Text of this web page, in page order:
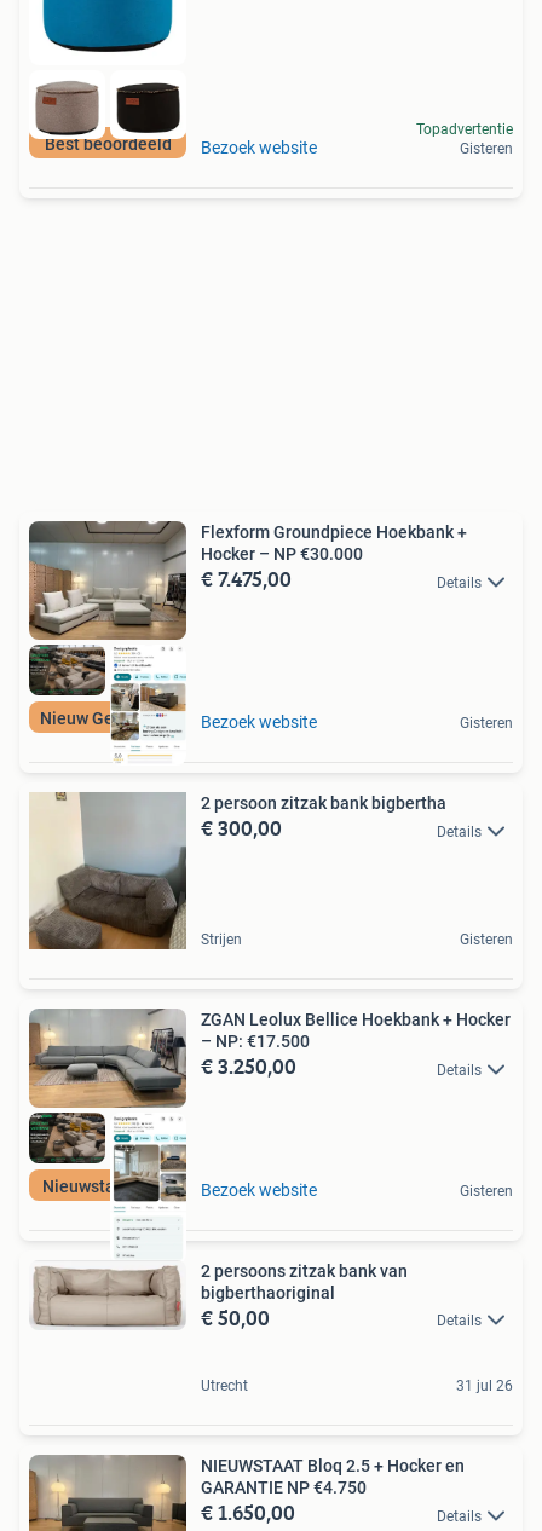
Best beoordeeld Bezoek website
Topadvertentie
Gisteren
Nieuw Gestoffeerd
Flexform Groundpiece Hoekbank +
Hocker – NP €30.000
€ 7.475,00 Details
Bezoek website Gisteren
2 persoon zitzak bank bigbertha
€ 300,00 Details
Strijen Gisteren
Nieuwstaat Bank
ZGAN Leolux Bellice Hoekbank + Hocker
– NP: €17.500
€ 3.250,00 Details
Bezoek website Gisteren
2 persoons zitzak bank van
bigberthaoriginal
€ 50,00 Details
Utrecht 31 jul 26
NIEUWSTAAT Bloq 2.5 + Hocker en
GARANTIE NP €4.750
€ 1.650,00 Details